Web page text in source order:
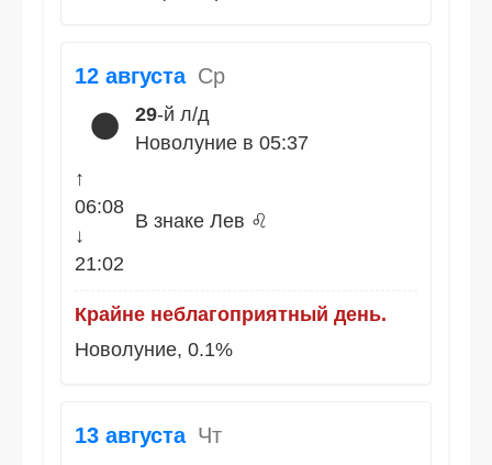
12 августа Ср
🌑 29-й л/д
Новолуние в 05:37
↑
06:08
↓
21:02
В знаке Лев ♌
Крайне неблагоприятный день.
Новолуние, 0.1%
13 августа Чт